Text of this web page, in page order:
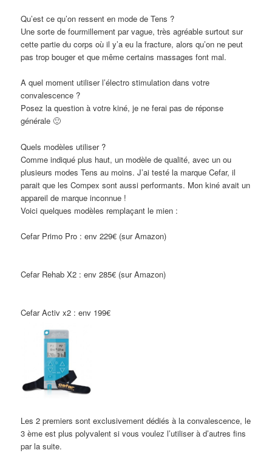
Qu’est ce qu’on ressent en mode de Tens ?
Une sorte de fourmillement par vague, très agréable surtout sur
cette partie du corps où il y’a eu la fracture, alors qu’on ne peut
pas trop bouger et que même certains massages font mal.
A quel moment utiliser l’électro stimulation dans votre
convalescence ?
Posez la question à votre kiné, je ne ferai pas de réponse
générale 🙂
Quels modèles utiliser ?
Comme indiqué plus haut, un modèle de qualité, avec un ou
plusieurs modes Tens au moins. J’ai testé la marque Cefar, il
parait que les Compex sont aussi performants. Mon kiné avait un
appareil de marque inconnue !
Voici quelques modèles remplaçant le mien :
Cefar Primo Pro : env 229€ (sur Amazon)
Cefar Rehab X2 : env 285€ (sur Amazon)
Cefar Activ x2 : env 199€
Les 2 premiers sont exclusivement dédiés à la convalescence, le
3 ème est plus polyvalent si vous voulez l’utiliser à d’autres fins
par la suite.